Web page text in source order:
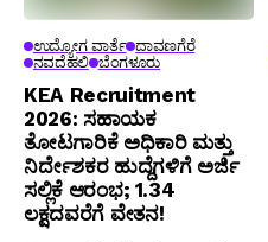
ಉದ್ಯೋಗ ವಾರ್ತೆ ದಾವಣಗೆರೆ
ನವದೆಹಲಿ ಬೆಂಗಳೂರು
KEA Recruitment
2026: ಸಹಾಯಕ
ತೋಟಗಾರಿಕೆ ಅಧಿಕಾರಿ ಮತ್ತು
ನಿರ್ದೇಶಕರ ಹುದ್ದೆಗಳಿಗೆ ಅರ್ಜಿ
ಸಲ್ಲಿಕೆ ಆರಂಭ; ₹1.34
ಲಕ್ಷದವರೆಗೆ ವೇತನ!